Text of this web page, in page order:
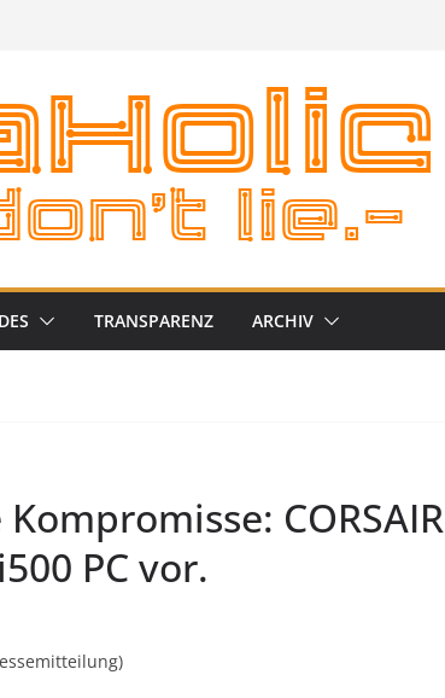
TRANSPARENZ ARCHIV
PC vor.